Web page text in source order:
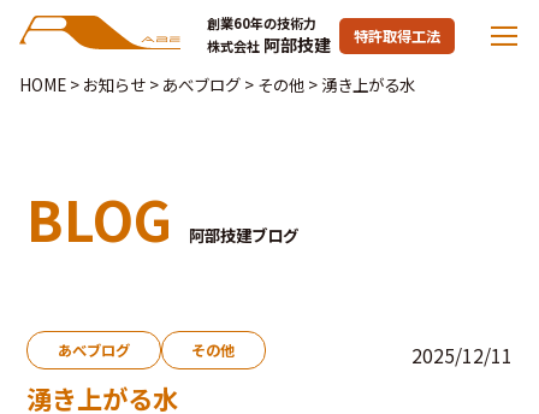
創業60年の技術力
株式会社 阿部技建 特許取得工法
HOME> お知らせ> あべブログ> その他> 湧き上がる水
BLOG 阿部技建ブログ
あべブログ その他 2025/12/11
湧き上がる水